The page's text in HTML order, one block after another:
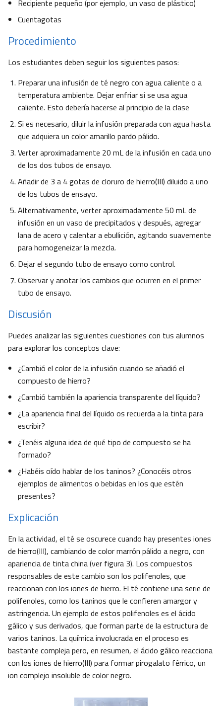
Recipiente pequeño (por ejemplo, un vaso de plástico)
Cuentagotas
Procedimiento
Los estudiantes deben seguir los siguientes pasos:
Preparar una infusión de té negro con agua caliente o a
temperatura ambiente. Dejar enfriar si se usa agua
caliente. Esto debería hacerse al principio de la clase
Si es necesario, diluir la infusión preparada con agua hasta
que adquiera un color amarillo pardo pálido.
Verter aproximadamente 20 mL de la infusión en cada uno
de los dos tubos de ensayo.
Añadir de 3 a 4 gotas de cloruro de hierro(III) diluido a uno
de los tubos de ensayo.
Alternativamente, verter aproximadamente 50 mL de
infusión en un vaso de precipitados y después, agregar
lana de acero y calentar a ebullición, agitando suavemente
para homogeneizar la mezcla.
Dejar el segundo tubo de ensayo como control.
Observar y anotar los cambios que ocurren en el primer
tubo de ensayo.
Discusión
Puedes analizar las siguientes cuestiones con tus alumnos
para explorar los conceptos clave:
¿Cambió el color de la infusión cuando se añadió el
compuesto de hierro?
¿Cambió también la apariencia transparente del líquido?
¿La apariencia final del líquido os recuerda a la tinta para
escribir?
¿Tenéis alguna idea de qué tipo de compuesto se ha
formado?
¿Habéis oído hablar de los taninos? ¿Conocéis otros
ejemplos de alimentos o bebidas en los que estén
presentes?
Explicación
En la actividad, el té se oscurece cuando hay presentes iones
de hierro(III), cambiando de color marrón pálido a negro, con
apariencia de tinta china (ver figura 3). Los compuestos
responsables de este cambio son los polifenoles, que
reaccionan con los iones de hierro. El té contiene una serie de
polifenoles, como los taninos que le confieren amargor y
astringencia. Un ejemplo de estos polifenoles es el ácido
gálico y sus derivados, que forman parte de la estructura de
varios taninos. La química involucrada en el proceso es
bastante compleja pero, en resumen, el ácido gálico reacciona
con los iones de hierro(III) para formar pirogalato férrico, un
ion complejo insoluble de color negro.